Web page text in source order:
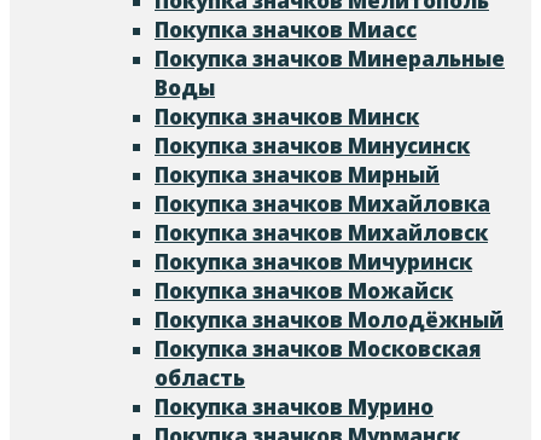
Покупка значков Миасс
Покупка значков Минеральные
Воды
Покупка значков Минск
Покупка значков Минусинск
Покупка значков Мирный
Покупка значков Михайловка
Покупка значков Михайловск
Покупка значков Мичуринск
Покупка значков Можайск
Покупка значков Молодёжный
Покупка значков Московская
область
Покупка значков Мурино